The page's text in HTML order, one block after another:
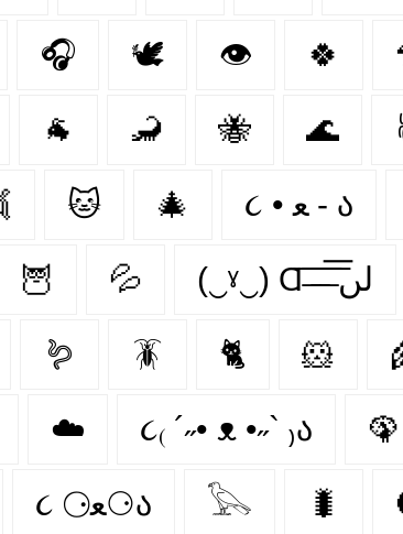
🎧 🕊️ 👁 🍀
🐐 🦂 🐝 🌊
🐱 🎄 ૮ • ﻌ - ა
🦉 💦 (‿ˠ‿) Ɑ͞ ̶͞ ̶͞ ̶͞ لں͞
🪱 🪳 🐈 🐹
☁️ ૮₍ ´˶• ᴥ •˶` ₎ა 🦚
૮ ⚆ﻌ⚆ა 𓅂 🐛